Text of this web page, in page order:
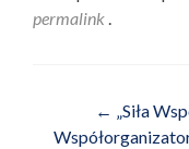
permalink .
← „Siła